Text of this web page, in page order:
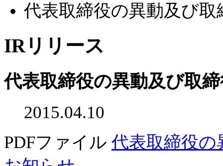
代表取締役の異動及び
IRリリース
代表取締役の異動及び取
2015.04.10
PDFファイル 代表取締役の